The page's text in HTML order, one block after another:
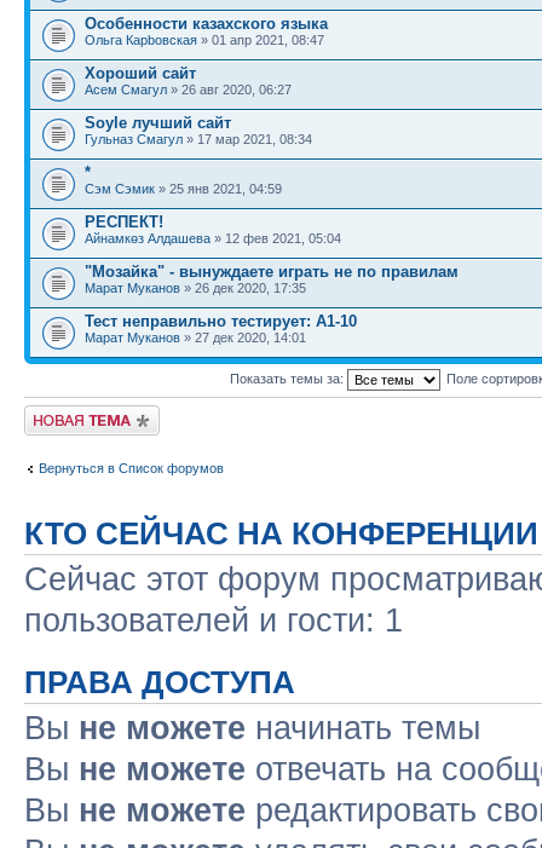
Особенности казахского языка
Ольга Карbовская » 01 апр 2021, 08:47
Хороший сайт
Асем Смагул » 26 авг 2020, 06:27
Soyle лучший сайт
Гульназ Смагул » 17 мар 2021, 08:34
*
Сэм Сэмик » 25 янв 2021, 04:59
РЕСПЕКТ!
Айнамкөз Алдашева » 12 фев 2021, 05:04
"Мозайка" - вынуждаете играть не по правилам
Марат Муканов » 26 дек 2020, 17:35
Тест неправильно тестирует: А1-10
Марат Муканов » 27 дек 2020, 14:01
Показать темы за: Поле
Новая тема
Вернуться в Список форумов
КТО СЕЙЧАС НА КОНФЕРЕНЦИИ
Сейчас этот форум
пользователей и гости: 1
ПРАВА ДОСТУПА
Вы не можете начинать темы
Вы не можете отвечать на
Вы не можете редактировать